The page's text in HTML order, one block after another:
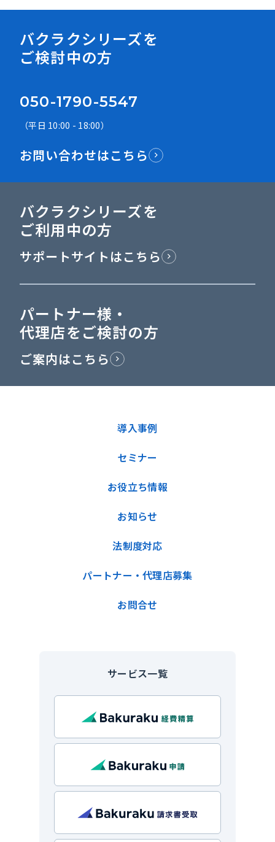
バクラクシリーズを
ご検討中の方
050-1790-5547
（平日 10:00 - 18:00）
お問い合わせはこちら
バクラクシリーズを
ご利用中の方
サポートサイトはこちら
パートナー様・
代理店をご検討の方
ご案内はこちら
導入事例
セミナー
お役立ち情報
お知らせ
法制度対応
パートナー・代理店募集
お問合せ
サービス一覧